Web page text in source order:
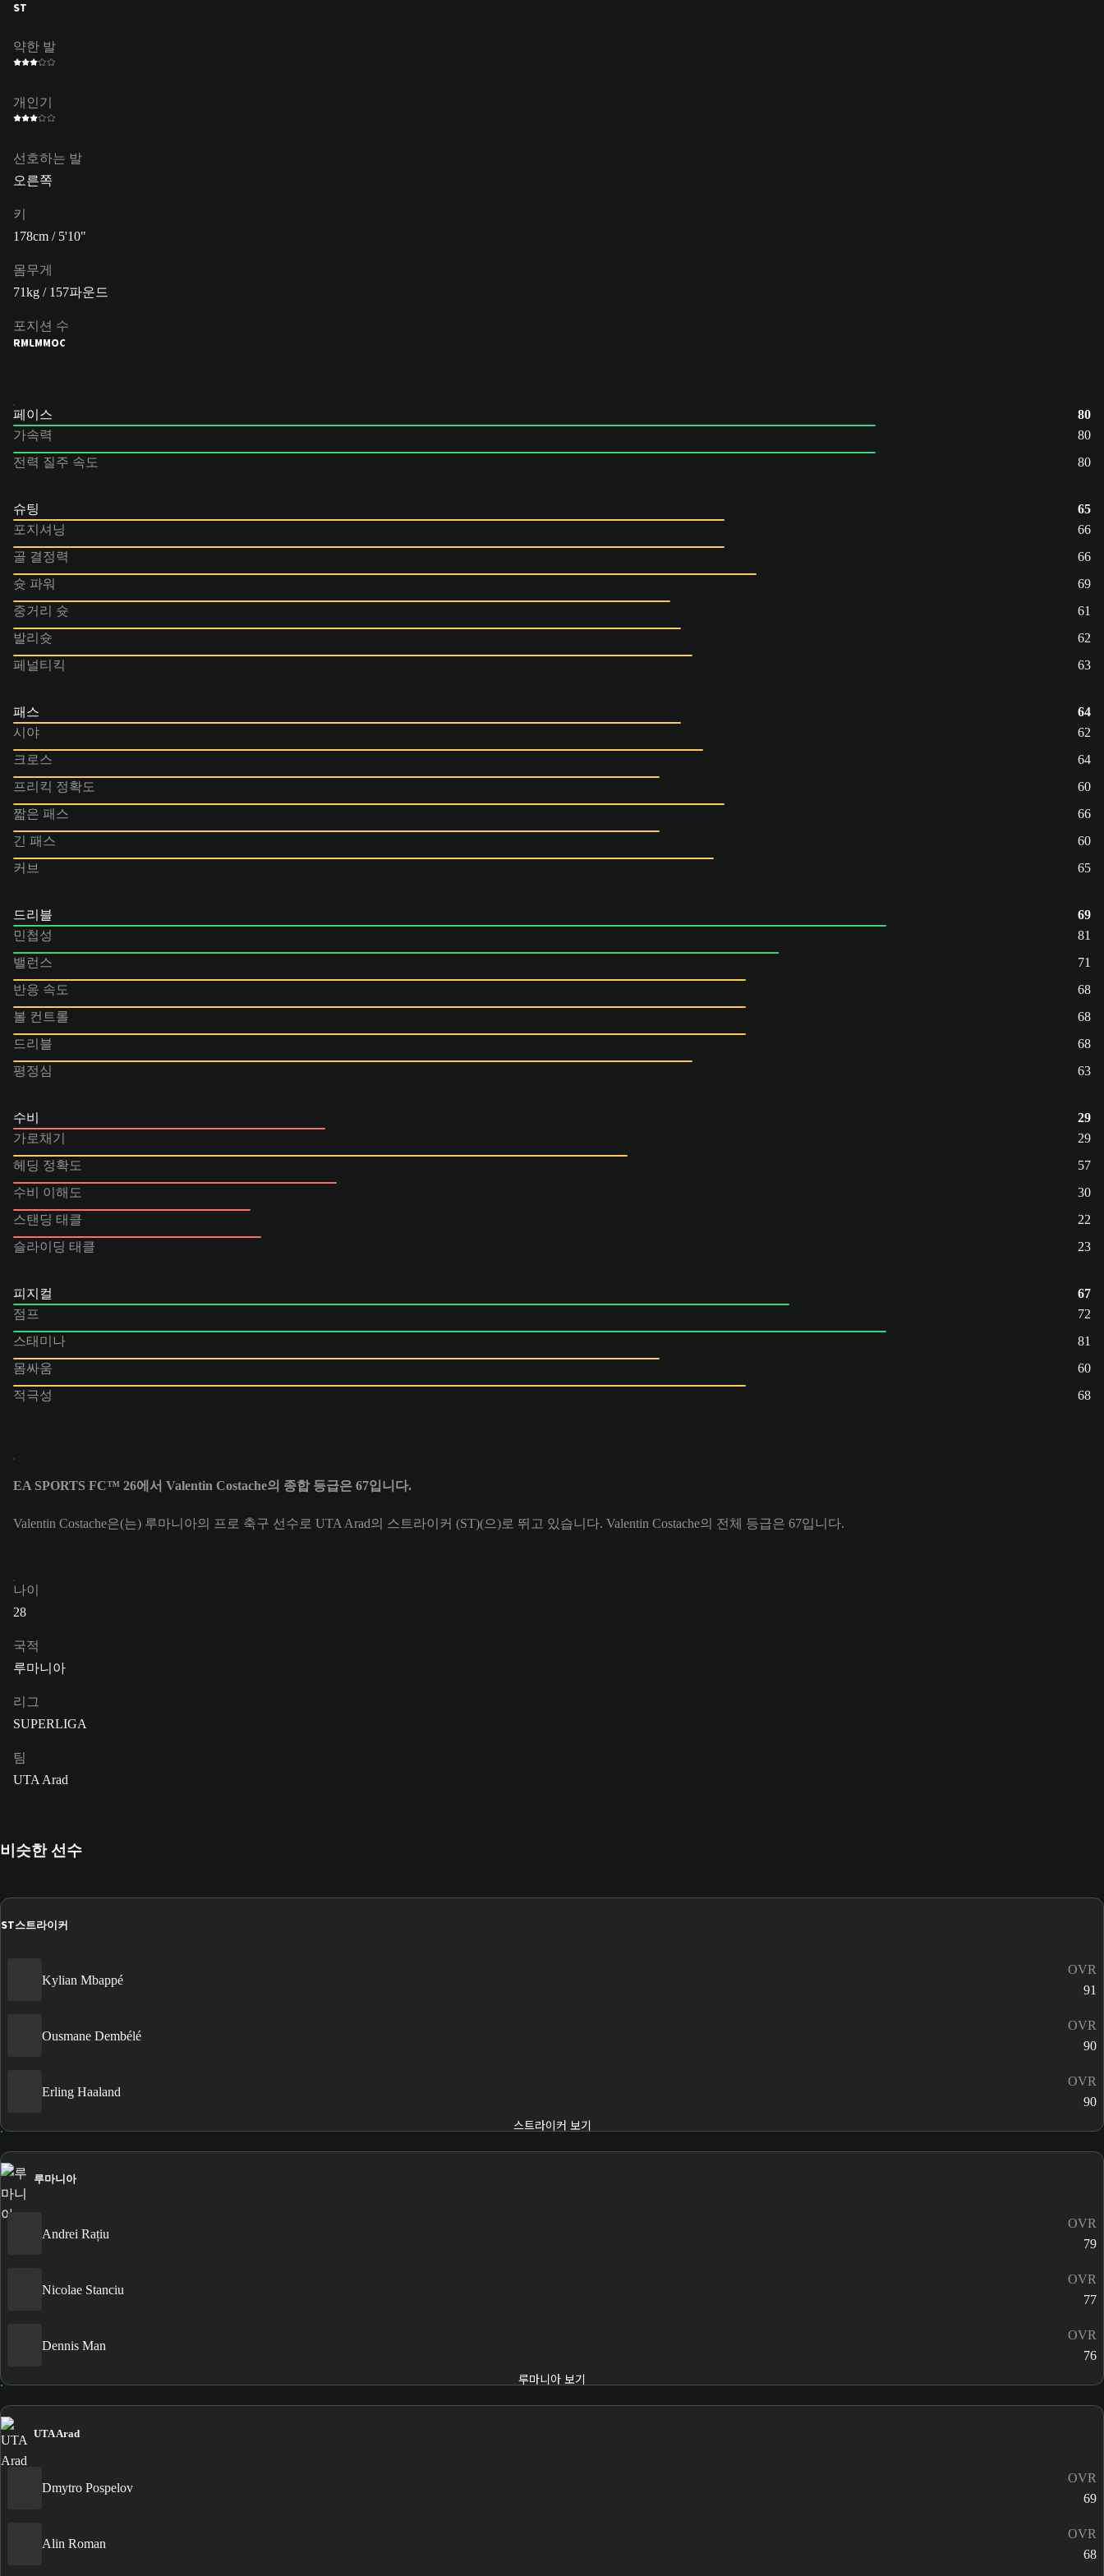
ST
약한 발
개인기
선호하는 발
오른쪽
키
178cm / 5'10"
몸무게
71kg / 157파운드
포지션 수
RMLMMOC
페이스
80
가속력
80
전력 질주 속도
80
슈팅
65
포지셔닝
66
골 결정력
66
슛 파워
69
중거리 슛
61
발리슛
62
페널티킥
63
패스
64
시야
62
크로스
64
프리킥 정확도
60
짧은 패스
66
긴 패스
60
커브
65
드리블
69
민첩성
81
밸런스
71
반응 속도
68
볼 컨트롤
68
드리블
68
평정심
63
수비
29
가로채기
29
헤딩 정확도
57
수비 이해도
30
스탠딩 태클
22
슬라이딩 태클
23
피지컬
67
점프
72
스태미나
81
몸싸움
60
적극성
68
EA SPORTS FC™ 26에서 Valentin Costache의 종합 등급은 67입니다.
Valentin Costache은(는) 루마니아의 프로 축구 선수로 UTA Arad의 스트라이커 (ST)(으)로 뛰고 있습니다. Valentin Costache의 전체 등급은 67입니다.
나이
28
국적
루마니아
리그
SUPERLIGA
팀
UTA Arad
비슷한 선수
ST스트라이커
Kylian Mbappé
OVR
91
Ousmane Dembélé
OVR
90
Erling Haaland
OVR
90
스트라이커 보기
루마니아
Andrei Rațiu
OVR
79
Nicolae Stanciu
OVR
77
Dennis Man
OVR
76
루마니아 보기
UTA Arad
Dmytro Pospelov
OVR
69
Alin Roman
OVR
68